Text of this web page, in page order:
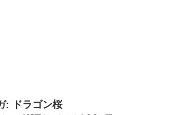
: ドラゴン桜